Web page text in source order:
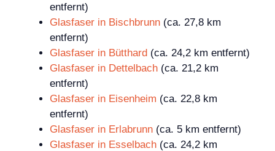
entfernt)
Glasfaser in Bischbrunn (ca. 27,8 km
entfernt)
Glasfaser in Bütthard (ca. 24,2 km entfernt)
Glasfaser in Dettelbach (ca. 21,2 km
entfernt)
Glasfaser in Eisenheim (ca. 22,8 km
entfernt)
Glasfaser in Erlabrunn (ca. 5 km entfernt)
Glasfaser in Esselbach (ca. 24,2 km